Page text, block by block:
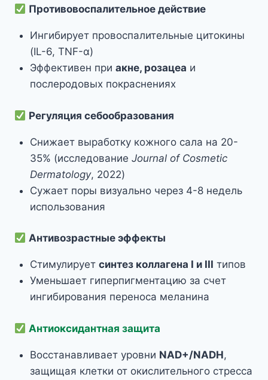
Противовоспалительное действие
Ингибирует провоспалительные цитокины
(IL-6, TNF-α)
Эффективен при акне, розацеа и
послеродовых покраснениях
Регуляция себообразования
Снижает выработку кожного сала на 20-
35% (исследование Journal of Cosmetic
Dermatology, 2022)
Сужает поры визуально через 4-8 недель
использования
Антивозрастные эффекты
Стимулирует синтез коллагена I и III типов
Уменьшает гиперпигментацию за счет
ингибирования переноса меланина
Антиоксидантная защита
Восстанавливает уровни NAD+/NADH,
защищая клетки от окислительного стресса